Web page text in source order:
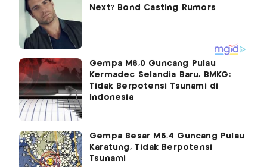
Gempa M6,0 Guncang Pulau
Kermadec Selandia Baru, BMKG:
Tidak Berpotensi Tsunami di
Indonesia
Gempa Besar M6,4 Guncang Pulau
Karatung, Tidak Berpotensi
Tsunami